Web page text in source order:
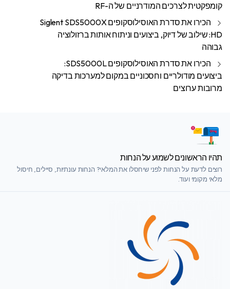
קומפקטית לצרכים המודרניים של ה-RF
הכירו את סדרת האוסילוסקופים Siglent SDS5000X
HD: שילוב של דיוק, ביצועים וניתוח אותות ברזולוציה
גבוהה
הכירו את סדרת האוסילוסקופים SDS5000L:
ביצועים מודולריים וחסכוניים במקום למערכות בדיקה
מרובות ערוצים
תהיו הראשונים לשמוע על הנחות
רוצים לדעת על הנחות לפני שיחסלו את המלאי? הנחות עונתיות, סיילים, חיסול
מלאי מקומי ועוד.